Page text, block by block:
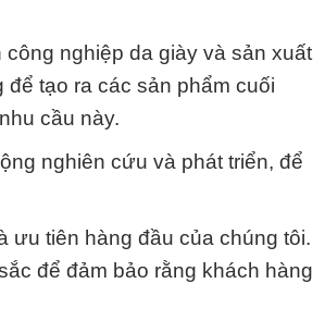
nghiệp da giày và sản xuất
tạo ra các sản phẩm cuối
cầu này.
nghiên cứu và phát triển, để
ưu tiên hàng đầu của chúng tôi.
để đảm bảo rằng khách hàng